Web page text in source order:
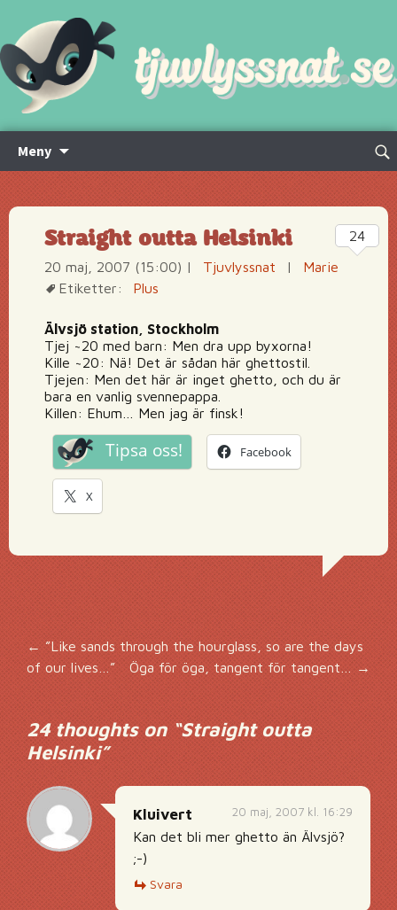
Meny
innehåll
Sök
Straight outta Helsinki
20 maj, 2007 (15:00) | Tjuvlyssnat |
Marie
Etiketter:
Plus
Älvsjö station, Stockholm
Tjej ~20 med barn: Men dra upp byxorna!
Kille ~20: Nä! Det är sådan här ghettostil.
Tjejen: Men det här är inget ghetto, och du är
bara en vanlig svennepappa.
Killen: Ehum… Men jag är finsk!
Tipsa oss! Facebook
X
24
Inläggsnavigering
←”Like sands through the hourglass, so are the days
of our lives…”
Öga för öga, tangent för tangent…→
24 thoughts on “Straight outta
Helsinki”
20 maj, 2007 kl. 16:29
Kluivert
Kan det bli mer ghetto än Älvsjö?
;-)
Svara